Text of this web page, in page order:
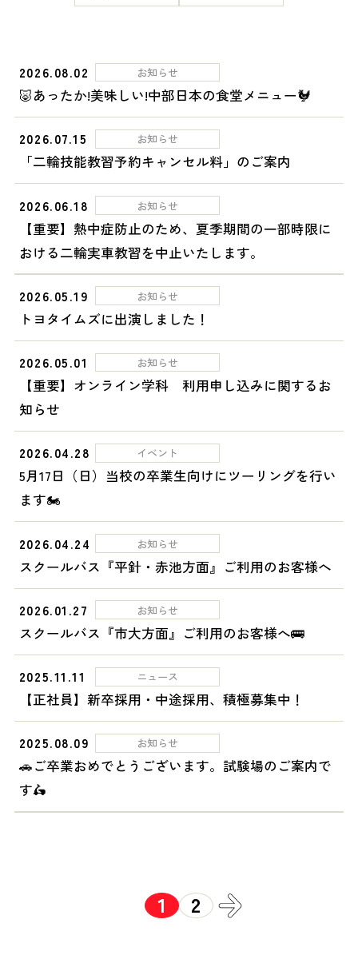
2026.08.02 お知らせ
🐷あったか!美味しい!中部日本の食堂メニュー🐓
2026.07.15 お知らせ
「二輪技能教習予約キャンセル料」のご案内
2026.06.18 お知らせ
【重要】熱中症防止のため、夏季期間の一部時限に
おける二輪実車教習を中止いたします。
2026.05.19 お知らせ
トヨタイムズに出演しました！
2026.05.01 お知らせ
【重要】オンライン学科 利用申し込みに関するお
知らせ
2026.04.28 イベント
5月17日（日）当校の卒業生向けにツーリングを行い
ます🏍
2026.04.24 お知らせ
スクールバス『平針・赤池方面』ご利用のお客様へ
2026.01.27 お知らせ
スクールバス『市大方面』ご利用のお客様へ🚌
2025.11.11 ニュース
【正社員】新卒採用・中途採用、積極募集中！
2025.08.09 お知らせ
🚗ご卒業おめでとうございます。試験場のご案内で
す🛵
1 2